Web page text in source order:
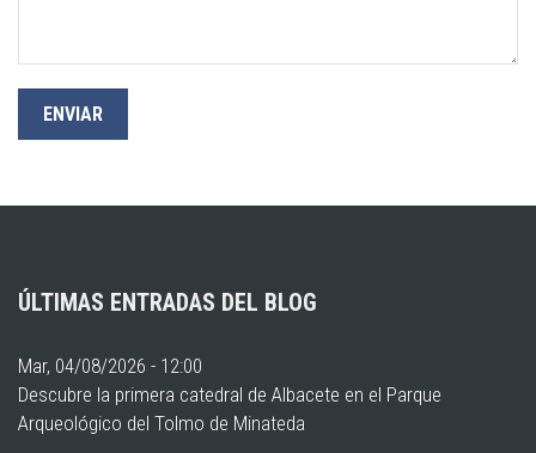
ÚLTIMAS ENTRADAS DEL BLOG
Mar, 04/08/2026 - 12:00
Descubre la primera catedral de Albacete en el Parque
Arqueológico del Tolmo de Minateda